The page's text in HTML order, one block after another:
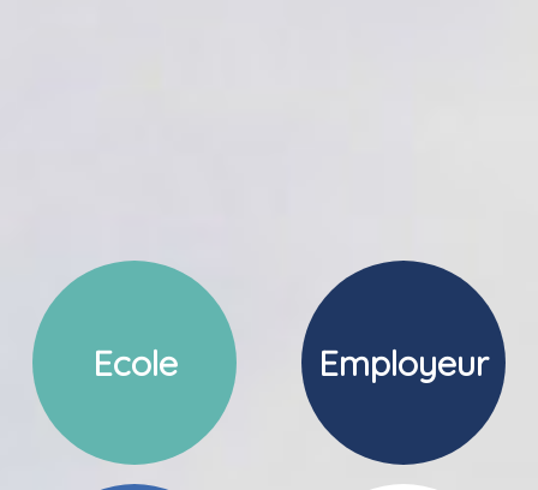
Ecole Employeur